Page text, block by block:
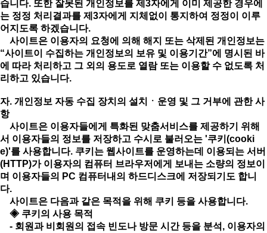
습니다. 또한 잘못된 개인정보를 제3자에게 이미 제공한 경우에
는 정정 처리결과를 제3자에게 지체없이 통지하여 정정이 이루
어지도록 하겠습니다.
사이트은 이용자의 요청에 의해 해지 또는 삭제된 개인정보는
“사이트이 수집하는 개인정보의 보유 및 이용기간”에 명시된 바
에 따라 처리하고 그 외의 용도로 열람 또는 이용할 수 없도록 처
리하고 있습니다.
자. 개인정보 자동 수집 장치의 설치ㆍ운영 및 그 거부에 관한 사
항
사이트은 이용자들에게 특화된 맞춤서비스를 제공하기 위해
서 이용자들의 정보를 저장하고 수시로 불러오는 '쿠키(cooki
e)'를 사용합니다. 쿠키는 웹사이트를 운영하는데 이용되는 서버
(HTTP)가 이용자의 컴퓨터 브라우저에게 보내는 소량의 정보이
며 이용자들의 PC 컴퓨터내의 하드디스크에 저장되기도 합니
다.
사이트은 다음과 같은 목적을 위해 쿠키 등을 사용합니다.
◈ 쿠키의 사용 목적
- 회원과 비회원의 접속 빈도나 방문 시간 등을 분석, 이용자의